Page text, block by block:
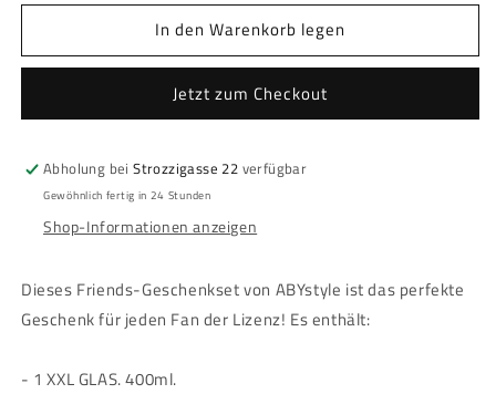
Menge
Friends
-
Perk&quot;
Menge
für
Friends
Geschenkset
-
Perk&quot;
In den Warenkorb legen
Jetzt zum Checkout
Abholung beiStrozzigasse 22 verfügbar
Gewöhnlich fertig in 24 Stunden
Shop-Informationen anzeigen
Dieses Friends-Geschenkset von ABYstyle ist das perfekte
Geschenk für jeden Fan der Lizenz! Es enthält:
- 1 XXL GLAS. 400ml.